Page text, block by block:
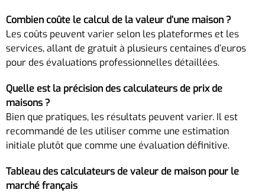
Combien coûte le calcul de la valeur d’une maison ?
Les coûts peuvent varier selon les plateformes et les
services, allant de gratuit à plusieurs centaines d’euros
pour des évaluations professionnelles détaillées.
Quelle est la précision des calculateurs de prix de
maisons ?
Bien que pratiques, les résultats peuvent varier. Il est
recommandé de les utiliser comme une estimation
initiale plutôt que comme une évaluation définitive.
Tableau des calculateurs de valeur de maison pour le
marché français